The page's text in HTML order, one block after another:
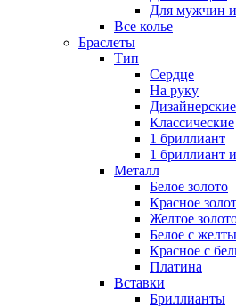
Для мужчин
Все колье
Браслеты
Тип
Сердце
На руку
Дизайнерские
Классические
1 бриллиант
1 бриллиант
Металл
Белое золото
Красное
Желтое
Белое с
Красное с
Платина
Вставки
Бриллианты